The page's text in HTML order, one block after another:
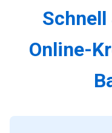
Online-